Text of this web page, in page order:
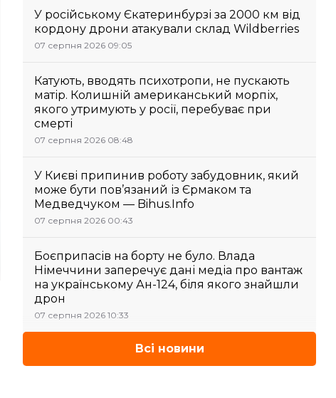
У російському Єкатеринбурзі за 2000 км від
кордону дрони атакували склад Wildberries
07 серпня 2026 09:05
Катують, вводять психотропи, не пускають
матір. Колишній американський морпіх,
якого утримують у росії, перебуває при
смерті
07 серпня 2026 08:48
У Києві припинив роботу забудовник, який
може бути пов’язаний із Єрмаком та
Медведчуком — Bihus.Info
07 серпня 2026 00:43
Боєприпасів на борту не було. Влада
Німеччини заперечує дані медіа про вантаж
на українському Ан-124, біля якого знайшли
дрон
07 серпня 2026 10:33
Всі новини